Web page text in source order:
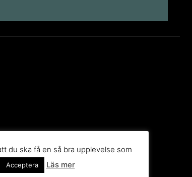
du ska få en så bra upplevelse som
Acceptera Läs mer